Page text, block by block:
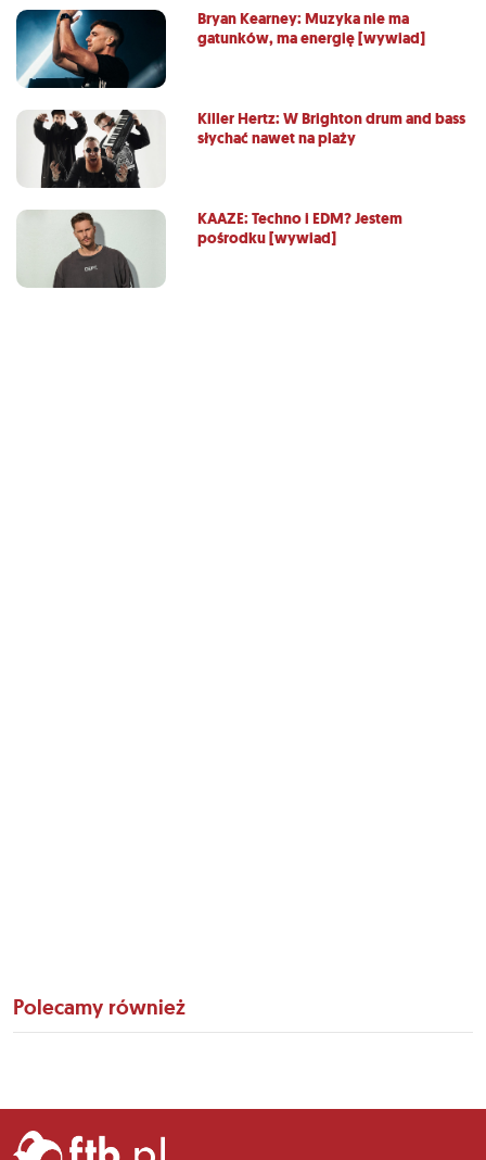
Bryan Kearney: Muzyka nie ma
gatunków, ma energię [wywiad]
Killer Hertz: W Brighton drum and bass
słychać nawet na plaży
KAAZE: Techno i EDM? Jestem
pośrodku [wywiad]
Polecamy również